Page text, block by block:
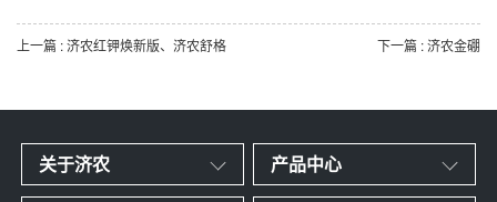
上一篇 : 济农红钾焕新版、济农舒格 下一篇 : 济农金硼
关于济农 产品中心